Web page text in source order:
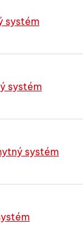
systém
systém
systém